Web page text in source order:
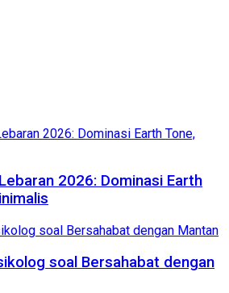
2026: Dominasi Earth
soal Bersahabat dengan